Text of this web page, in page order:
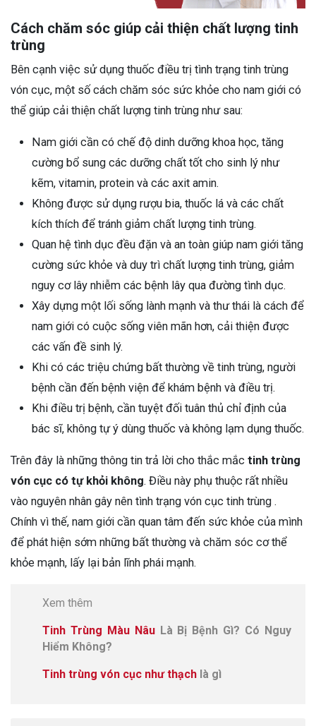
Cách chăm sóc giúp cải thiện chất lượng tinh
trùng
Bên cạnh việc sử dụng thuốc điều trị tình trạng tinh trùng
vón cục, một số cách chăm sóc sức khỏe cho nam giới có
thể giúp cải thiện chất lượng tinh trùng như sau:
Nam giới cần có chế độ dinh dưỡng khoa học, tăng
cường bổ sung các dưỡng chất tốt cho sinh lý như
kẽm, vitamin, protein và các axit amin.
Không được sử dụng rượu bia, thuốc lá và các chất
kích thích để tránh giảm chất lượng tinh trùng.
Quan hệ tình dục đều đặn và an toàn giúp nam giới tăng
cường sức khỏe và duy trì chất lượng tinh trùng, giảm
nguy cơ lây nhiễm các bệnh lây qua đường tình dục.
Xây dựng một lối sống lành mạnh và thư thái là cách để
nam giới có cuộc sống viên mãn hơn, cải thiện được
các vấn đề sinh lý.
Khi có các triệu chứng bất thường về tinh trùng, người
bệnh cần đến bệnh viện để khám bệnh và điều trị.
Khi điều trị bệnh, cần tuyệt đối tuân thủ chỉ định của
bác sĩ, không tự ý dùng thuốc và không lạm dụng thuốc.
Trên đây là những thông tin trả lời cho thắc mắc tinh trùng
vón cục có tự khỏi không. Điều này phụ thuộc rất nhiều
vào nguyên nhân gây nên tình trạng vón cục tinh trùng .
Chính vì thế, nam giới cần quan tâm đến sức khỏe của mình
để phát hiện sớm những bất thường và chăm sóc cơ thể
khỏe mạnh, lấy lại bản lĩnh phái mạnh.
Xem thêm
Tinh Trùng Màu NâuLà Bị Bệnh Gì? Có Nguy
Hiểm Không?
Tinh trùng vón cục như thạch là gì